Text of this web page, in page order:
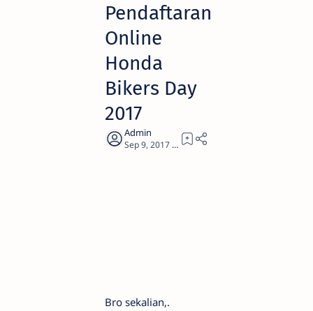
Pendaftaran
Online
Honda
Bikers Day
2017
1
Bro sekalian,.